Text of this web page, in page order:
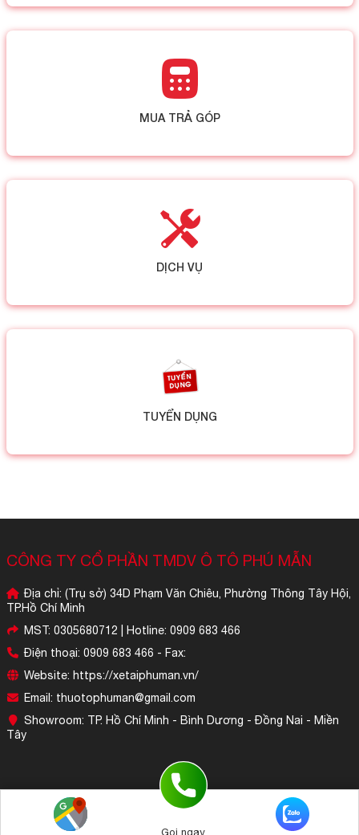
MUA TRẢ GÓP
DỊCH VỤ
TUYỂN DỤNG
CÔNG TY CỔ PHẦN TMDV Ô TÔ PHÚ MẪN
Địa chỉ: (Trụ sở) 34D Phạm Văn Chiêu, Phường Thông Tây Hội,
TP.Hồ Chí Minh
MST: 0305680712 | Hotline: 0909 683 466
Điện thoại: 0909 683 466 - Fax:
Website: https://xetaiphuman.vn/
Email: thuotophuman@gmail.com
Showroom: TP. Hồ Chí Minh - Bình Dương - Đồng Nai - Miền
Tây
Bấm để gọi (Tư vấn 24/7) Gọi ngay